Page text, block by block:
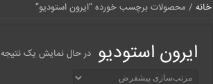
خانه / محصولات برچسب خورده “ایرون استودیو”
ایرون استودیو در حال نمایش یک نتیجه